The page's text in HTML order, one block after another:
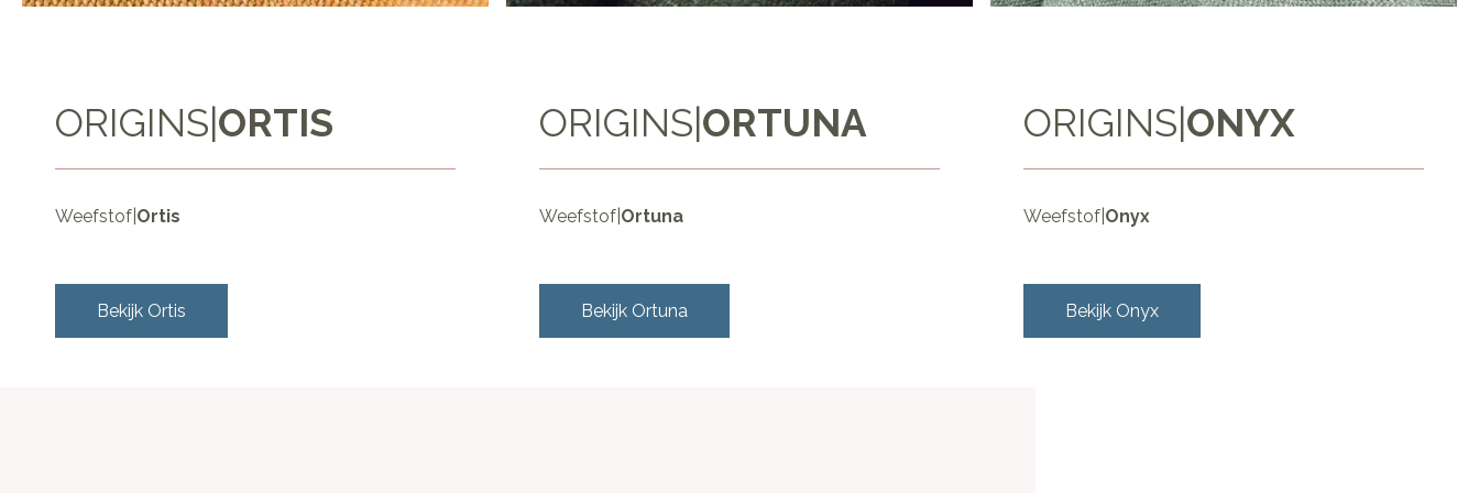
ORIGINS ORTIS
Weefstof Ortis
Bekijk Ortis
ORIGINS ORTUNA
Weefstof Ortuna
Bekijk Ortuna
ORIGINS ONYX
Weefstof Onyx
Bekijk Onyx